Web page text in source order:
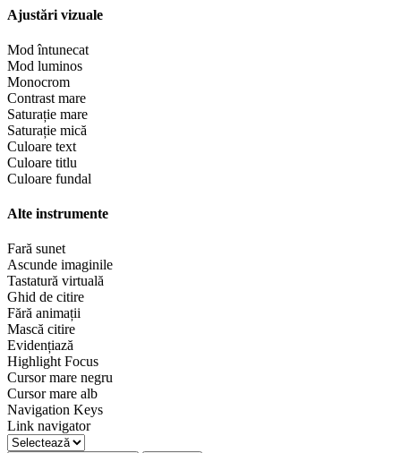
Ajustări vizuale
Mod întunecat
Mod luminos
Monocrom
Contrast mare
Saturație mare
Saturație mică
Culoare text
Culoare titlu
Culoare fundal
Alte instrumente
Fară sunet
Ascunde imaginile
Tastatură virtuală
Ghid de citire
Fără animații
Mască citire
Evidențiază
Highlight Focus
Cursor mare negru
Cursor mare alb
Navigation Keys
Link navigator